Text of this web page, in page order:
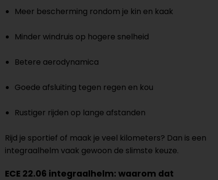
Meer bescherming rondom je kin en kaak
Minder windruis op hogere snelheid
Betere aerodynamica
Goede afsluiting tegen regen en kou
Rustiger rijden op lange afstanden
Rijd je sportief of maak je veel kilometers? Dan is een
integraalhelm vaak gewoon de slimste keuze.
ECE 22.06 integraalhelm: waarom dat